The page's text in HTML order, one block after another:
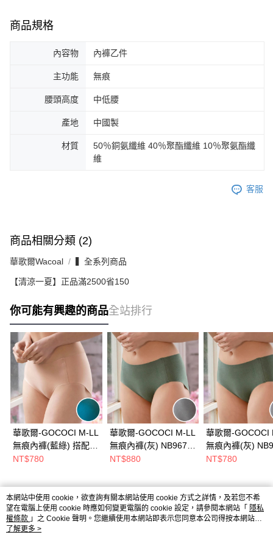
商品規格
內容物 內褲乙件
主功能 無痕
腰頭高度 中低腰
產地 中國製
材質
50％銅氨纖維 40％聚酯纖維 10％聚氨酯纖
維
客服
商品相關分類 (2)
華歌爾Wacoal ▍全系列商品
【清涼一夏】正品滿2500省150
你可能有興趣的商品全站排行
華歌爾-GOCOCI M-LL
無痕內褲(藍綠) 搭配內
褲-NS9365TU
NT$780
華歌爾-GOCOCI M-LL
無痕內褲(灰) NB9675
搭配內褲-NS9375GY
NT$880
華歌爾-GOCOCI
無痕內褲(灰)
搭配內褲-
NT$780
熱門標籤
本網站中使用 cookie，欲查詢有關本網站使用 cookie 方式之詳情，及若您不希
望在電腦上使用 cookie 時應如何變更電腦的 cookie 設定，請參閱本網站「 隱私
權條款 」之 Cookie 聲明。您繼續使用本網站即表示您同意本公司得按本網站使
用條款之 Cookie 聲明使用 cookie。
了解更多 >